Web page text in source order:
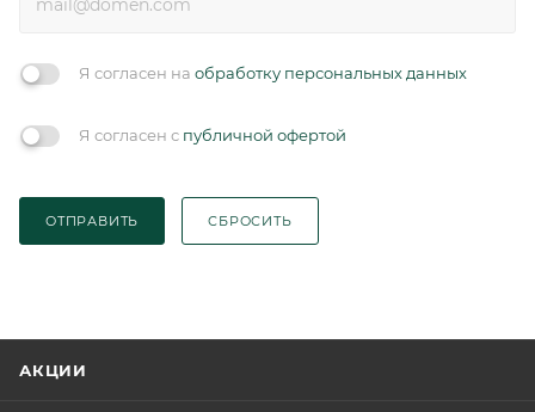
Я согласен на обработку персональных данных
Я согласен с публичной офертой
ОТПРАВИТЬ СБРОСИТЬ
АКЦИИ